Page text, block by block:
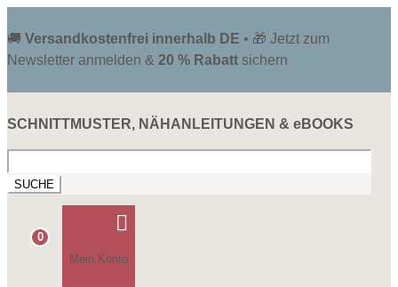
🚚 Versandkostenfrei innerhalb DE • 🎁 Jetzt zum
Newsletter anmelden & 20 % Rabatt sichern
SCHNITTMUSTER, NÄHANLEITUNGEN & eBOOKS
nach:
0

Mein Konto